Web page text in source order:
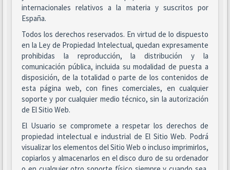
internacionales relativos a la materia y suscritos por
España.
Todos los derechos reservados. En virtud de lo dispuesto
en la Ley de Propiedad Intelectual, quedan expresamente
prohibidas la reproducción, la distribución y la
comunicación pública, incluida su modalidad de puesta a
disposición, de la totalidad o parte de los contenidos de
esta página web, con fines comerciales, en cualquier
soporte y por cualquier medio técnico, sin la autorización
de El Sitio Web.
El Usuario se compromete a respetar los derechos de
propiedad intelectual e industrial de El Sitio Web. Podrá
visualizar los elementos del Sitio Web o incluso imprimirlos,
copiarlos y almacenarlos en el disco duro de su ordenador